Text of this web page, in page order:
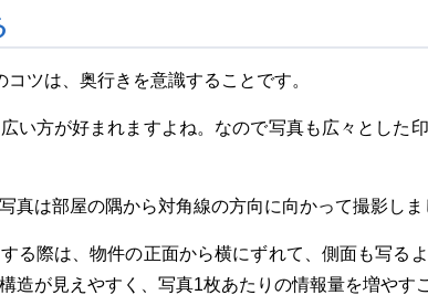
ツは、奥行きを意識することです。
い方が好まれますよね。なので写真も広々とした
真は部屋の隅から対角線の方向に向かって撮影しま
る際は、物件の正面から横にずれて、側面も写る
造が見えやすく、写真1枚あたりの情報量を増やす